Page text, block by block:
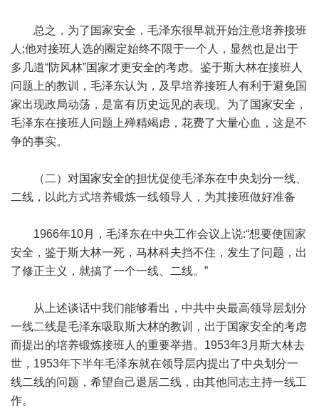
总之，为了国家安全，毛泽东很早就开始注意培养接班
人;他对接班人选的圈定始终不限于一个人，显然也是出于
多几道“防风林”国家才更安全的考虑。鉴于斯大林在接班人
问题上的教训，毛泽东认为，及早培养接班人有利于避免国
家出现政局动荡，是富有历史远见的表现。为了国家安全，
毛泽东在接班人问题上殚精竭虑，花费了大量心血，这是不
争的事实。
（二）对国家安全的担忧促使毛泽东在中央划分一线、
二线，以此方式培养锻炼一线领导人，为其接班做好准备
1966年10月，毛泽东在中央工作会议上说:“想要使国家
安全，鉴于斯大林一死，马林科夫挡不住，发生了问题，出
了修正主义，就搞了一个一线、二线。”
从上述谈话中我们能够看出，中共中央最高领导层划分
一线二线是毛泽东吸取斯大林的教训，出于国家安全的考虑
而提出的培养锻炼接班人的重要举措。1953年3月斯大林去
世，1953年下半年毛泽东就在领导层内提出了中央划分一
线二线的问题，希望自己退居二线，由其他同志主持一线工
作。